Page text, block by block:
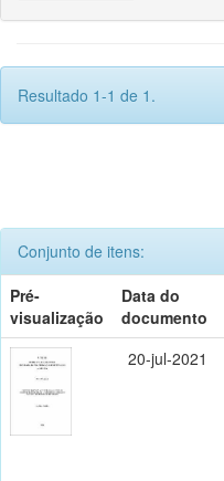
Resultado 1-1 de 1.
Conjunto de itens:
Pré-
visualização
Data do
documento
20-jul-2021